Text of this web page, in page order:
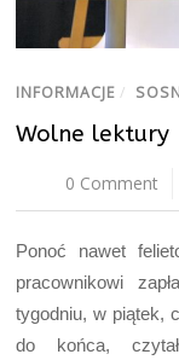
INFORMACJE /
Wolne lektury
0 Comment
Ponoć nawet
pracownikowi
tygodniu, w piątek,
do końca,